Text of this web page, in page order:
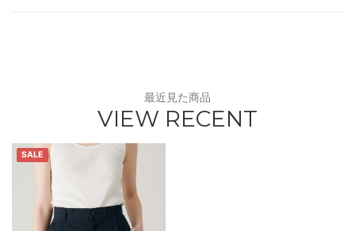
最近見た商品
VIEW RECENT
SALE